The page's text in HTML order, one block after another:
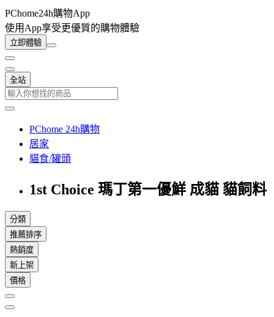
PChome24h購物App
使用App享受更優質的購物體驗
立即體驗
全站
PChome 24h購物
居家
貓食/罐頭
1st Choice 瑪丁第一優鮮 成貓 貓飼料
分類
推薦排序
熱銷度
新上架
價格